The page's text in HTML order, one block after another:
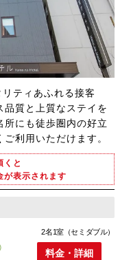
ティあふれる接客
品質と上質なステイを
所にも徒歩圏内の好立
利用いただけます。
くと
が表示されます
2名1室（セミダブル）
料金・詳細